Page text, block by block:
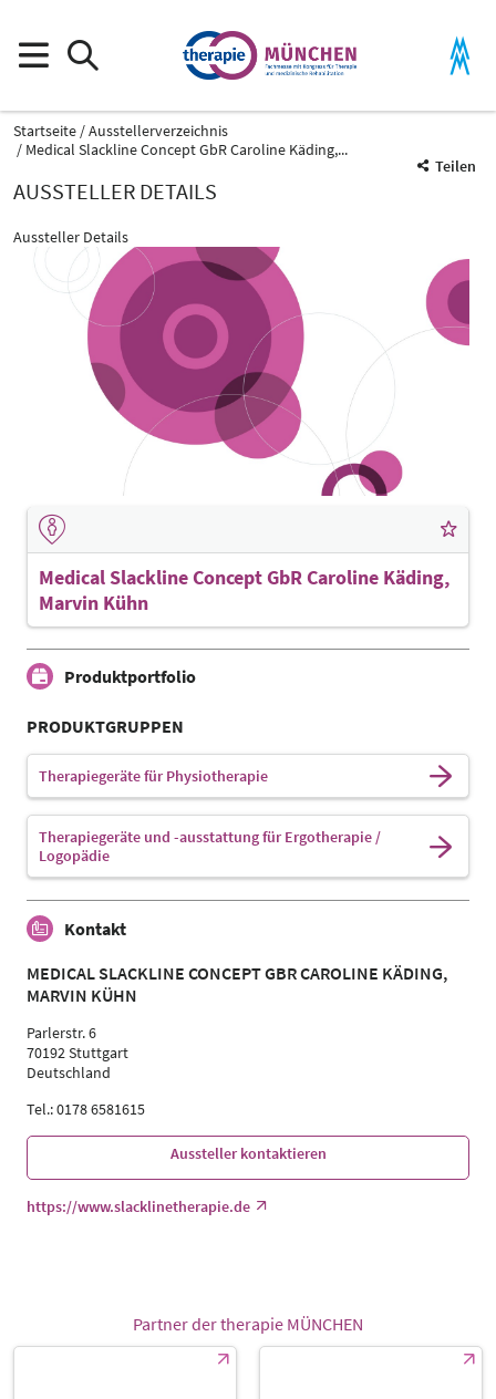
Startseite
Ausstellerverzeichnis
Medical Slackline Concept GbR Caroline Käding,...
Teilen
AUSSTELLER DETAILS
Aussteller Details
Medical Slackline Concept GbR Caroline Käding,
Marvin Kühn
Produktportfolio
PRODUKTGRUPPEN
Therapiegeräte für Physiotherapie
Therapiegeräte und -ausstattung für Ergotherapie /
Logopädie
Kontakt
MEDICAL SLACKLINE CONCEPT GBR CAROLINE KÄDING,
MARVIN KÜHN
Parlerstr. 6
70192 Stuttgart
Deutschland
Tel.: 0178 6581615
Aussteller kontaktieren
https://www.slacklinetherapie.de
Partner der therapie MÜNCHEN